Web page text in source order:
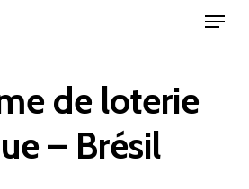
Menu
de loterie
– Brésil